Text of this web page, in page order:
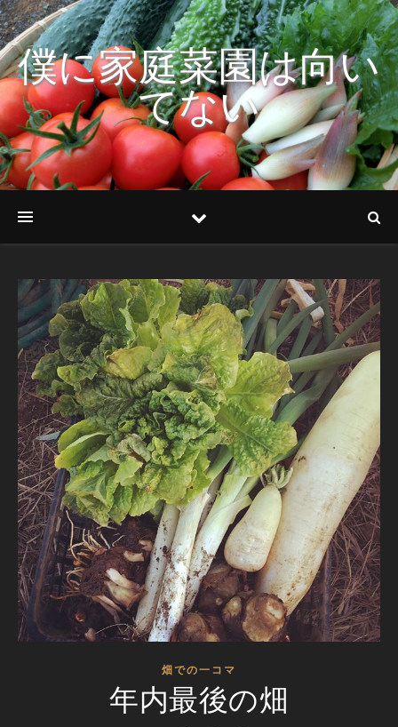
僕に家庭菜園は向い
てない
畑での一コマ
年内最後の畑